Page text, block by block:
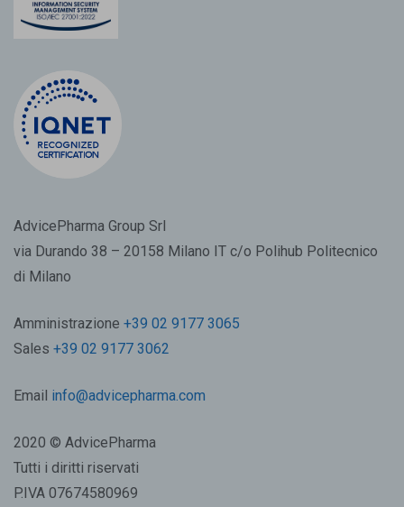
AdvicePharma Group Srl
via Durando 38 – 20158 Milano IT c/o Polihub Politecnico
di Milano
Amministrazione +39 02 9177 3065
Sales +39 02 9177 3062
Email info@advicepharma.com
2020 © AdvicePharma
Tutti i diritti riservati
P.IVA 07674580969